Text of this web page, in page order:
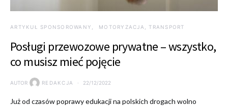
ARTYKUŁ SPONSOROWANY MOTORYZACJA, TRANSPORT
Posługi przewozowe prywatne – wszystko,
co musisz mieć pojęcie
AUTOR REDAKCJA 22/12/2022
Już od czasów poprawy edukacji na polskich drogach wolno